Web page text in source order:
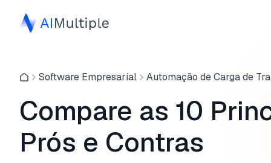
Software Empresarial Automação de Carga de
Compare as 10
Prós e Contras